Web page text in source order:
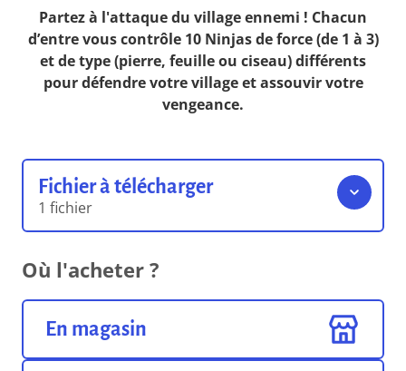
Partez à l'attaque du village ennemi ! Chacun
d’entre vous contrôle 10 Ninjas de force (de 1 à 3)
et de type (pierre, feuille ou ciseau) différents
pour défendre votre village et assouvir votre
vengeance.
Fichier à télécharger
1 fichier
Règles du jeu
20.61 Mo Format pdf
Où l'acheter ?
En magasin